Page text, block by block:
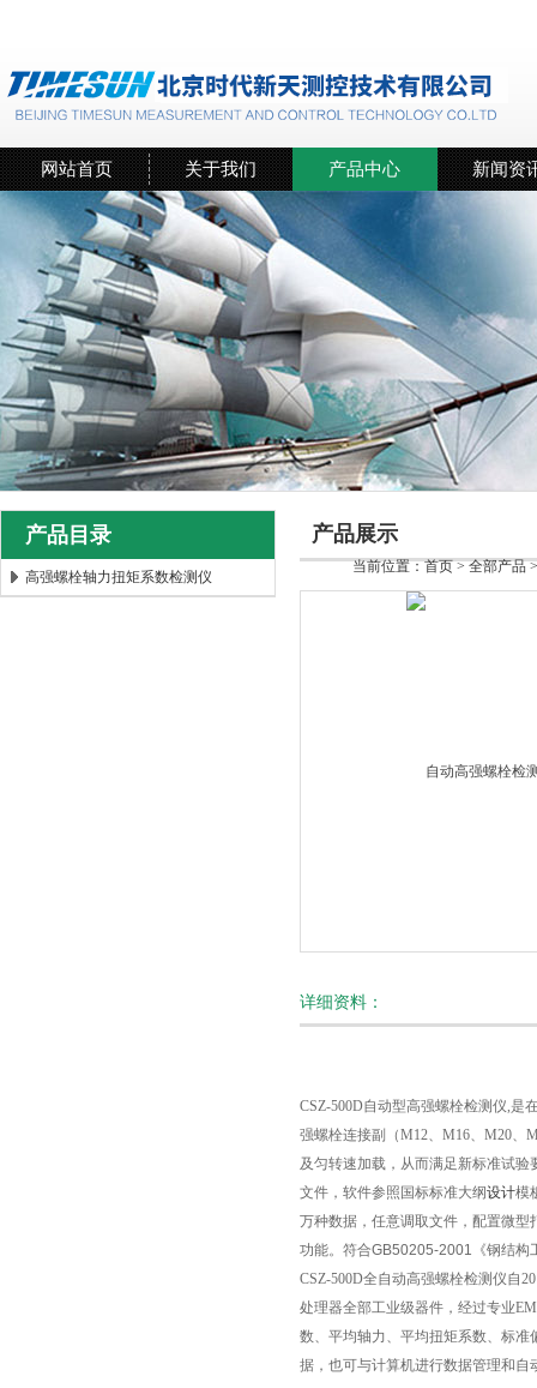
网站首页 关于我们 产品中心 新闻资
产品目录
高强螺栓轴力扭矩系数检测仪
产品展示
当前位置：首页>全部产品
详细资料：
CSZ-500D自动型高强螺栓检测仪,是
强螺栓连接副（M12、M16、M20、
及匀转速加载，从而满足新标准试验
文件，软件参照 国标标准大纲设计模
万种数据，任意调取文件 ，配置微
功能。符合GB50205-2001《钢结构
CSZ-500D全自动高强螺栓检测仪自
处理器全部工业级器件，经过专业
数、平均轴力、平均扭矩系数、标
据，也可与计算机进行数据管理和自